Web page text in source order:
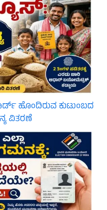
ಹೊಂದಿರುವ ಕುಟುಂಬದ
ವಿತರಣೆ